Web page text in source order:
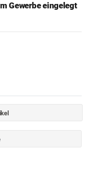
Gewerbe eingelegt